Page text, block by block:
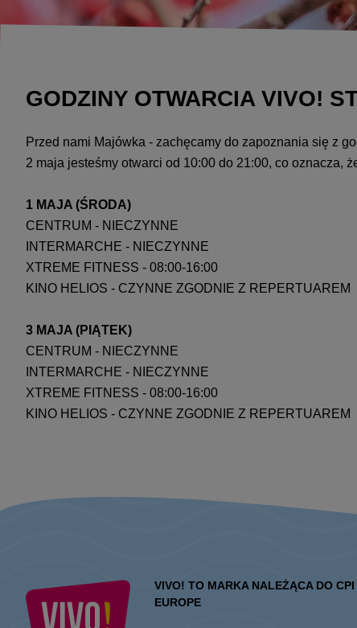
GODZINY OTWARCIA VIVO!
Przed nami Majówka - zachęcamy do zapoznania się z
2 maja jesteśmy otwarci od 10:00 do 21:00, co oznacza,
1 MAJA (ŚRODA)
CENTRUM - NIECZYNNE
INTERMARCHE - NIECZYNNE
XTREME FITNESS - 08:00-16:00
KINO HELIOS - CZYNNE ZGODNIE Z REPERTUAREM
3 MAJA (PIĄTEK)
CENTRUM - NIECZYNNE
INTERMARCHE - NIECZYNNE
XTREME FITNESS - 08:00-16:00
KINO HELIOS - CZYNNE ZGODNIE Z REPERTUAREM
VIVO! TO MARKA NALEŻĄCA DO CPI
EUROPE